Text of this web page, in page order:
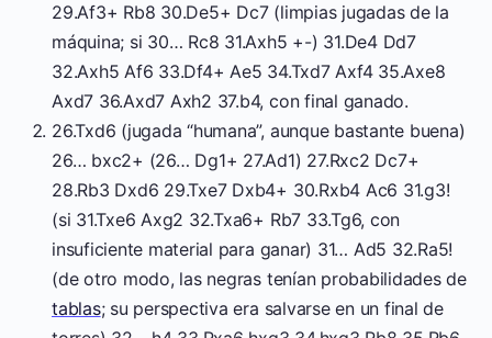
29.Af3+ Rb8 30.De5+ Dc7 (limpias jugadas de la
máquina; si 30… Rc8 31.Axh5 +-) 31.De4 Dd7
32.Axh5 Af6 33.Df4+ Ae5 34.Txd7 Axf4 35.Axe8
Axd7 36.Axd7 Axh2 37.b4, con final ganado.
26.Txd6 (jugada “humana”, aunque bastante buena)
26… bxc2+ (26… Dg1+ 27.Ad1) 27.Rxc2 Dc7+
28.Rb3 Dxd6 29.Txe7 Dxb4+ 30.Rxb4 Ac6 31.g3!
(si 31.Txe6 Axg2 32.Txa6+ Rb7 33.Tg6, con
insuficiente material para ganar) 31… Ad5 32.Ra5!
(de otro modo, las negras tenían probabilidades de
tablas; su perspectiva era salvarse en un final de